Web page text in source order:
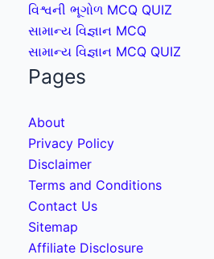
વિશ્વની ભૂગોળ MCQ QUIZ
સામાન્ય વિજ્ઞાન MCQ
સામાન્ય વિજ્ઞાન MCQ QUIZ
Pages
About
Privacy Policy
Disclaimer
Terms and Conditions
Contact Us
Sitemap
Affiliate Disclosure